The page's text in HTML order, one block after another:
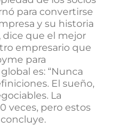
para convertirse
y su historia
dice que el mejor
empresario que
para
es: “Nunca
El sueño,
La
veces, pero estos